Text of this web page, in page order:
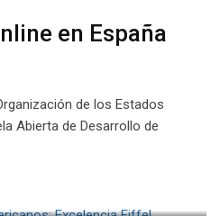
en España
de los Estados
Abierta de Desarrollo de